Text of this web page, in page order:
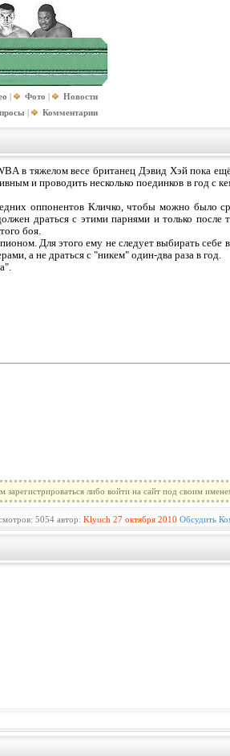
| Фото |
Новости
| Комментарии
в тяжелом весе британец Дэвид Хэй пока
и проводить несколько поединков в год с
оппонентов Кличко, чтобы можно было
драться с этими парнями и только после
боя.
Для этого ему не следует выбирать себе
а не драться с "никем" один-два раза в год.
либо войти на сайт под своим
5054 автор: Klyuch 27 октября 2010 Обсудить